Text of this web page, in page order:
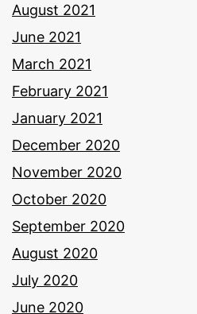
August 2021
June 2021
March 2021
February 2021
January 2021
December 2020
November 2020
October 2020
September 2020
August 2020
July 2020
June 2020